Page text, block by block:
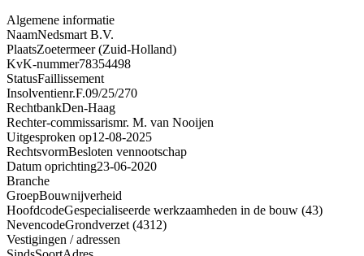
Algemene informatie
NaamNedsmart B.V.
PlaatsZoetermeer (Zuid-Holland)
KvK-nummer78354498
StatusFaillissement
Insolventienr.F.09/25/270
RechtbankDen-Haag
Rechter-commissarismr. M. van Nooijen
Uitgesproken op12-08-2025
RechtsvormBesloten vennootschap
Datum oprichting23-06-2020
Branche
GroepBouwnijverheid
HoofdcodeGespecialiseerde werkzaamheden in de bouw (43)
NevencodeGrondverzet (4312)
Vestigingen / adressen